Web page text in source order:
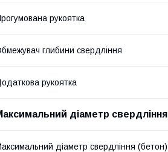
рукоятка
глибини свердління
рукоятка
діаметр свердління
діаметр свердління (бетон)